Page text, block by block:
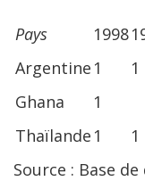
Pays 1998
Argentine 1 1
Ghana
1
Thaïlande 1 1
Source : Base